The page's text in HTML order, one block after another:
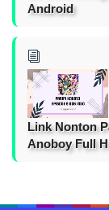
Android
Link Nonton
Anoboy Full